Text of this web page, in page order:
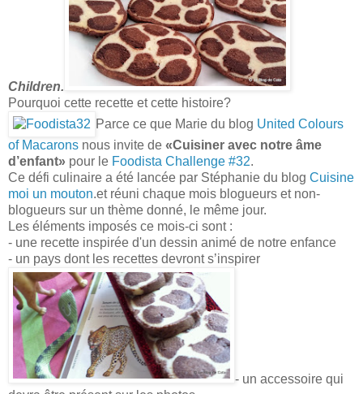
Children.
Pourquoi cette recette et cette histoire?
Parce ce que Marie du blog United Colours
of Macarons nous invite de «Cuisiner avec notre âme
d’enfant» pour le Foodista Challenge #32.
Ce défi culinaire a été lancée par Stéphanie du blog Cuisine
moi un mouton.et réuni chaque mois blogueurs et non-
blogueurs sur un thème donné, le même jour.
Les éléments imposés ce mois-ci sont :
- une recette inspirée d'un dessin animé de notre enfance
- un pays dont les recettes devront s’inspirer
- un accessoire qui